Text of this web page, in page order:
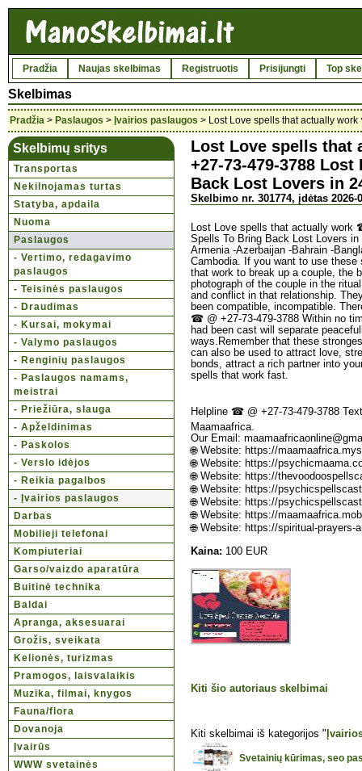
Pradžia Naujas skelbimas Registruotis Prisijungti Top
Skelbimas
Pradžia > Paslaugos > Įvairios paslaugos > Lost Love spells that actually
Skelbimų sritys
Transportas
Nekilnojamas turtas
Statyba, apdaila
Nuoma
Paslaugos
- Vertimo, redagavimo
paslaugos
- Teisinės paslaugos
- Draudimas
- Kursai, mokymai
- Valymo paslaugos
- Renginių paslaugos
- Paslaugos namams,
meistrai
- Priežiūra, slauga
- Apželdinimas
- Paskolos
- Verslo idėjos
- Reikia pagalbos
- Įvairios paslaugos
Darbas
Mobilieji telefonai
Kompiuteriai
Garso/vaizdo aparatūra
Buitinė technika
Baldai
Apranga, aksesuarai
Grožis, sveikata
Kelionės, turizmas
Pramogos, laisvalaikis
Muzika, filmai, knygos
Fauna/flora
Dovanoja
Įvairūs
WWW svetainės
Lost Love spells
+27-73-479-3788
Back Lost Lovers in
Skelbimo nr. 301774, įdėtas 2026-
Lost Love spells that actually work
Spells To Bring Back Lost Lovers
Armenia -Azerbaijan -Bahrain -
Cambodia. If you want to use
that work to break up a couple, the
photograph of the couple in the
and conflict in that relationship.
been compatible, incompatible.
☎ @ +27-73-479-3788 Within no
had been cast will separate
ways.Remember that these
can also be used to attract love,
bonds, attract a rich partner into
spells that work fast.
Helpline ☎ @ +27-73-479-3788
Maamaafrica.
Our Email:
🌐 Website: https://
🌐 Website: https://
🌐 Website: https://
🌐 Website: https://
🌐 Website: https://
🌐 Website: https://
🌐 Website: https://spiritual-
Kaina: 100 EUR
Kiti šio autoriaus skelbimai
Kiti skelbimai iš kategorijos "
Svetainių kūrimas, seo